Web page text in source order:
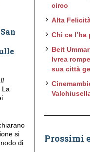
Il
La
si
di
circo
Alta
Chi ce
Beit
Ivrea
sua città
Prossimi